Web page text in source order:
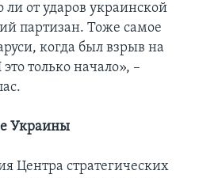
ли от ударов украинской
партизан. Тоже самое
когда был взрыв на
только начало», –
Украины
Центра стратегических